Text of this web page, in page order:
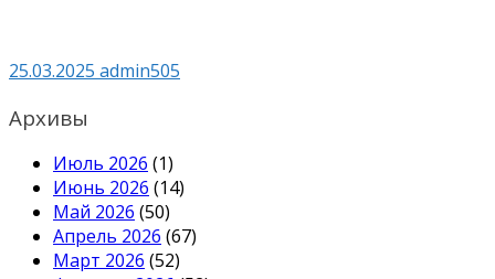
25.03.2025 admin505
Архивы
Июль 2026 (1)
Июнь 2026 (14)
Май 2026 (50)
Апрель 2026 (67)
Март 2026 (52)